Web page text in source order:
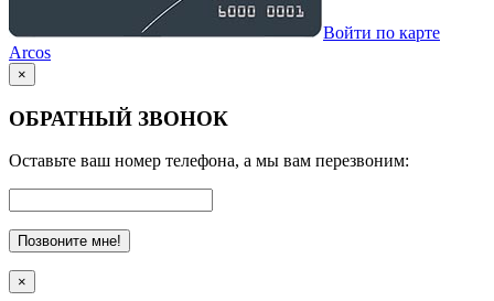
Войти по карте
Arcos
×
ОБРАТНЫЙ ЗВОНОК
Оставьте ваш номер телефона, а мы вам перезвоним:
Позвоните мне!
×